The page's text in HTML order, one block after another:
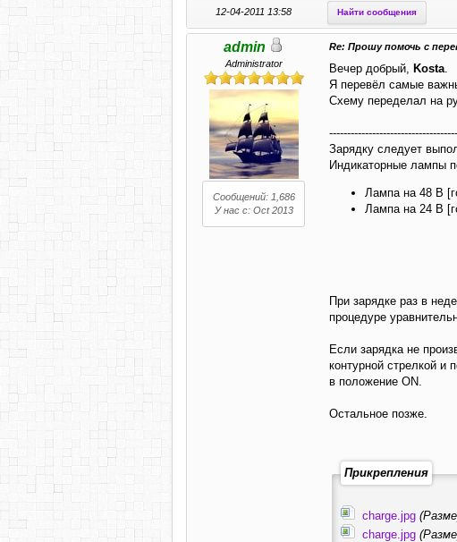
12-04-2011 13:58 Найти сообщения
admin
Administrator
Сообщений: 1,686
У нас с: Oct 2013
Re: Прошу помочь с
Вечер добрый, Kosta.
Я перевёл самые
Схему переделал на
Зарядку следует
Индикаторные лампы
Лампа на 48 В
Лампа на 24 В
При зарядке раз в
процедуре
Если зарядка не
контурной стрелкой и
в положение ON.
Остальное позже.
Прикрепления
charge.jpg
charge.jpg